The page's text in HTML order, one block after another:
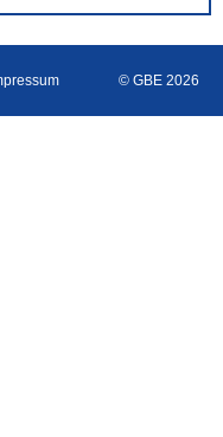
© GBE 2026